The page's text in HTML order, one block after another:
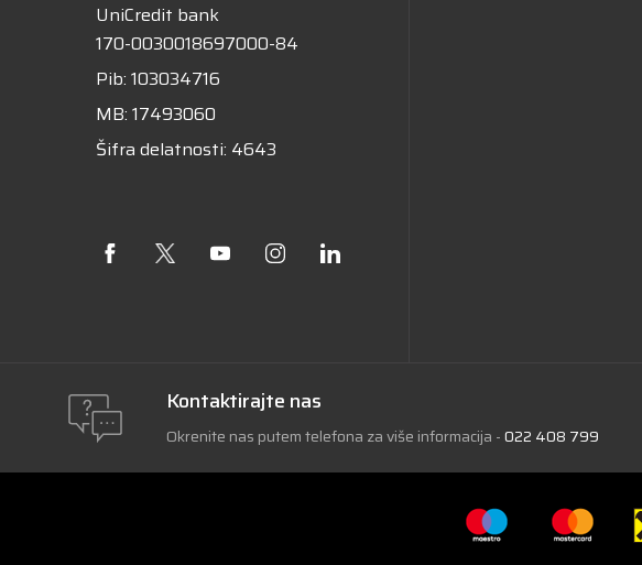
UniCredit bank
170-0030018697000-84
Pib: 103034716
MB: 17493060
Šifra delatnosti: 4643
Kontaktirajte nas
Okrenite nas putem telefona za više informacija -022 408 799